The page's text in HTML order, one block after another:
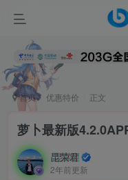
首页 优惠特价 正文
萝卜最新版
昆荣君
2年前更新